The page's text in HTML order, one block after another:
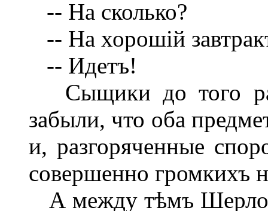
-- На сколько?
-- На хорошій
-- Идетъ!
Сыщики до того
забыли, что оба
и, разгоряченные
совершенно громкихъ
А между тѣмъ